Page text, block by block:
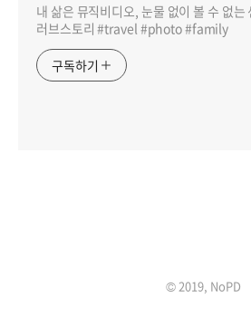
내 삶은 뮤직비디오, 눈물 없이 볼 수 없는
러브스토리 #travel #photo #family
구독하기
© 2019, NoPD